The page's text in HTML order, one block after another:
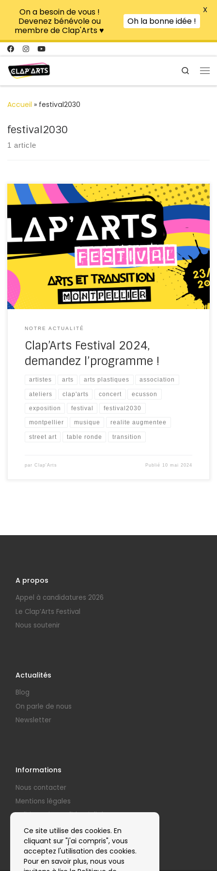
Ce site utilise des cookies. En
cliquant sur "j'ai compris", vous
acceptez l'utilisation des cookies.
Pour en savoir plus, nous vous
Passer au contenu
Search
Accueil » festival2030
festival2030
1 article
Le programme du Clap’Arts Festival 2024 est bouclé et
nous sommes ravi(e)s de vous le partager ! Cette
année, grâce au renforcement de l’équipe de
bénévoles, nous avons pu imaginer un festival encore
plus fou que les éditions précédentes ! Focus sur les
grands axes qui marqueront le festival : L’exposition […]
NOTRE ACTUALITÉ
Clap’Arts Festival 2024,
demandez l’programme !
artistes arts arts plastiques association
ateliers clap'arts concert ecusson
exposition festival festival2030
montpellier musique realite augmentee
street art table ronde transition
par Clap'Arts Publié 10 mai 2024
A propos
Appel à candidatures 2026
Le Clap’Arts Festival
Nous soutenir
Actualités
Blog
On parle de nous
Newsletter
Informations
Nous contacter
Mentions légales
Politique de confidentialité
Nos partenaires
On a besoin de vous !
Devenez bénévole ou
membre de Clap'Arts ♥
Oh la bonne idée !
X